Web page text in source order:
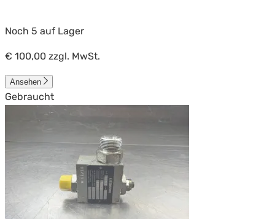
Noch 5 auf Lager
€ 100,00zzgl. MwSt.
Ansehen
Gebraucht